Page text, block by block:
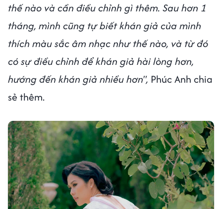
thế nào và cần điều chỉnh gì thêm. Sau hơn 1
tháng, mình cũng tự biết khán giả của mình
thích màu sắc âm nhạc như thế nào, và từ đó
có sự điều chỉnh để khán giả hài lòng hơn,
hướng đến khán giả nhiều hơn", Phúc Anh chia
sẻ thêm.